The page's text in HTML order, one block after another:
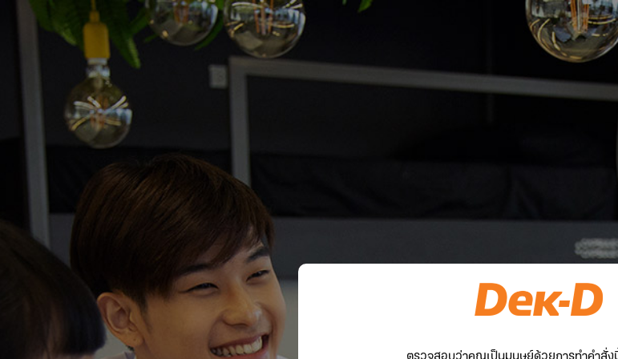
ตรวจสอบว่าคุณเป็นมนุษย์ด้วยการทำคำสั่ง